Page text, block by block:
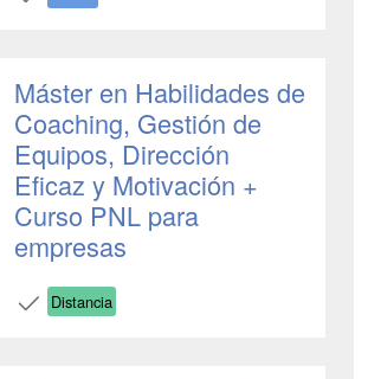
Máster en Habilidades de
Coaching, Gestión de
Equipos, Dirección
Eficaz y Motivación +
Curso PNL para
empresas
Distancia